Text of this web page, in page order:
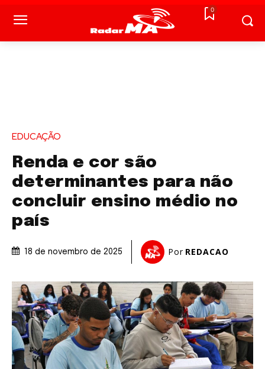
0
EDUCAÇÃO
Renda e cor são
determinantes para não
concluir ensino médio no
país
18 de novembro de 2025 Por REDACAO